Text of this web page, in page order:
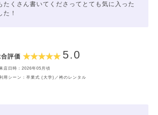
たくさん書いてくださってとても気に入った
！
評価 5.0
店日時：2026年05月頃
用シーン：卒業式 (大学)／袴のレンタル